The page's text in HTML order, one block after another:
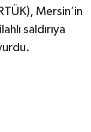
Mersin’in
saldırıya